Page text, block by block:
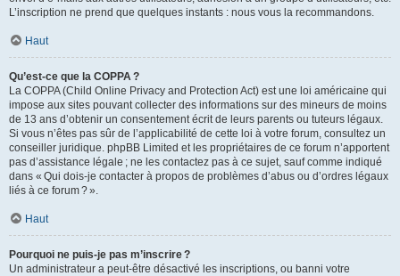
L’inscription ne prend que quelques instants : nous vous la recommandons.
Haut
Qu’est-ce que la COPPA ?
La COPPA (Child Online Privacy and Protection Act) est une loi américaine qui
impose aux sites pouvant collecter des informations sur des mineurs de moins
de 13 ans d’obtenir un consentement écrit de leurs parents ou tuteurs légaux.
Si vous n’êtes pas sûr de l’applicabilité de cette loi à votre forum, consultez un
conseiller juridique. phpBB Limited et les propriétaires de ce forum n’apportent
pas d’assistance légale ; ne les contactez pas à ce sujet, sauf comme indiqué
dans « Qui dois-je contacter à propos de problèmes d’abus ou d’ordres légaux
liés à ce forum ? ».
Haut
Pourquoi ne puis-je pas m’inscrire ?
Un administrateur a peut-être désactivé les inscriptions, ou banni votre